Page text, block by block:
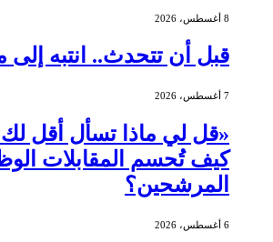
8 أغسطس، 2026
قبل أن تتحدث.. انتبه
7 أغسطس، 2026
«قل لي ماذا تسأل أقل
كيف تُحسم المقابلات
المرشحين؟
6 أغسطس، 2026